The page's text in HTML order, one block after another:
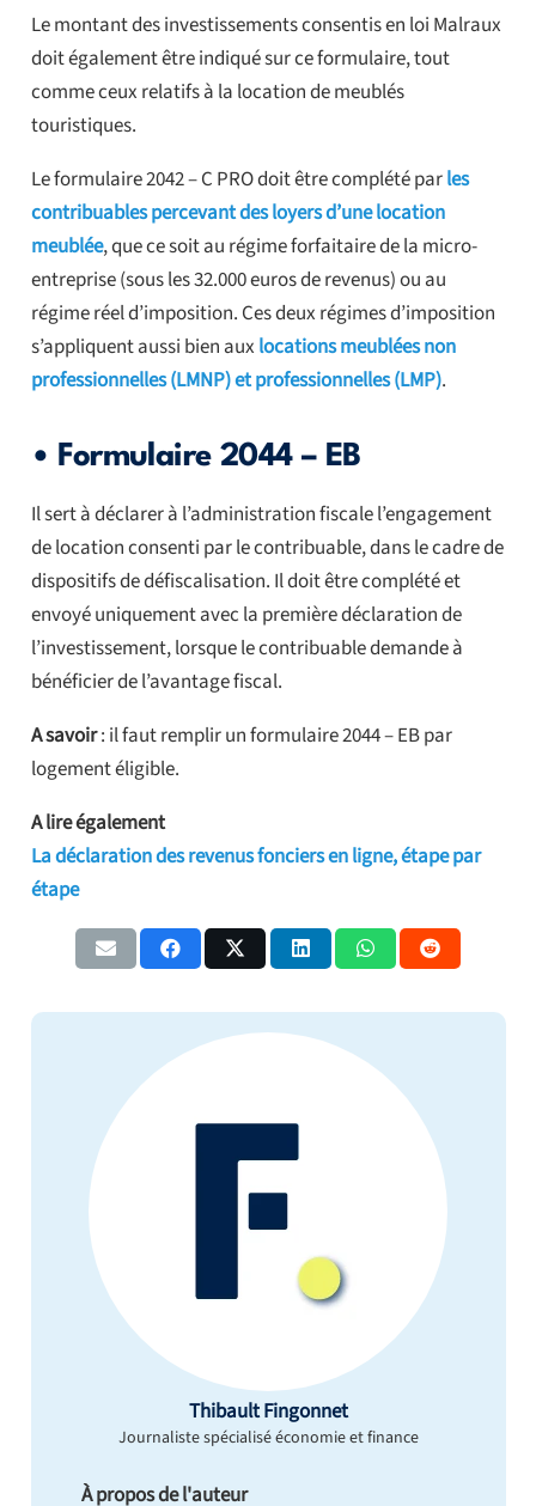
Le montant des investissements consentis en loi Malraux
doit également être indiqué sur ce formulaire, tout
comme ceux relatifs à la location de meublés
touristiques.
Le formulaire 2042 – C PRO doit être complété parles
contribuables percevant des loyers d’une location
meublée, que ce soit au régime forfaitaire de la micro-
entreprise (sous les 32.000 euros de revenus) ou au
régime réel d’imposition. Ces deux régimes d’imposition
s’appliquent aussi bien aux locations meublées non
professionnelles (LMNP) et professionnelles (LMP).
• Formulaire 2044 – EB
Il sert à déclarer à l’administration fiscale l’engagement
de location consenti par le contribuable, dans le cadre de
dispositifs de défiscalisation. Il doit être complété et
envoyé uniquement avec la première déclaration de
l’investissement, lorsque le contribuable demande à
bénéficier de l’avantage fiscal.
A savoir: il faut remplir un formulaire 2044 – EB par
logement éligible.
A lire également
La déclaration des revenus fonciers en ligne, étape par
étape
Thibault Fingonnet
Journaliste spécialisé économie et finance
À propos de l'auteur